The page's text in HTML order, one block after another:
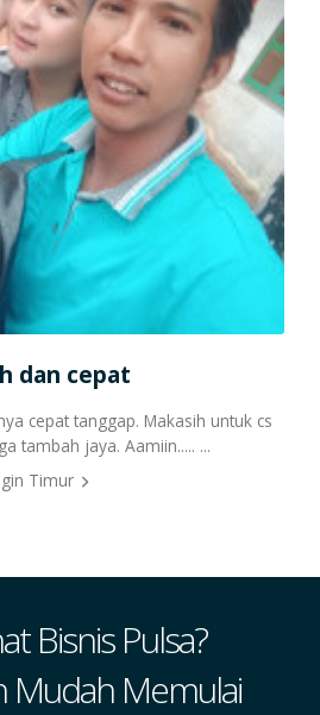
dan cepat
cepat tanggap. Makasih untuk cs
tambah jaya. Aamiin..... ...
Timur
Bisnis Pulsa?
Mudah Memulai